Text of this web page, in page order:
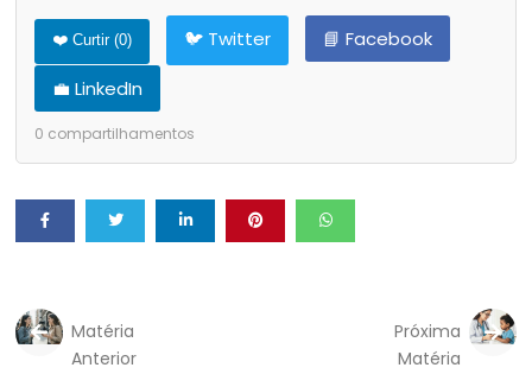
❤️ Curtir (0) 🐦 Twitter
📘 Facebook
💼 LinkedIn
0 compartilhamentos
Matéria
Anterior
Próxima
Matéria